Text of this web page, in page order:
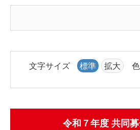
文字サイズ 標準 拡大
令和７年度 共同